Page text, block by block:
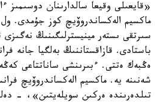
«قايعىلى وقيعا سالدارىنان دوسىمىز
ماكسيم الەكساندروۆيچ كوز جۇمدى.
باستادى. قازاقستاننىڭ بەلگيا جانە
ەڭبەك ەتتى. ءبىرىنشى ساناتتاعى
شەنىنە يە. ماكسيم الەكساندروۆيچ
تىلدەرىندە ەركىن سويلەيتىن»، -